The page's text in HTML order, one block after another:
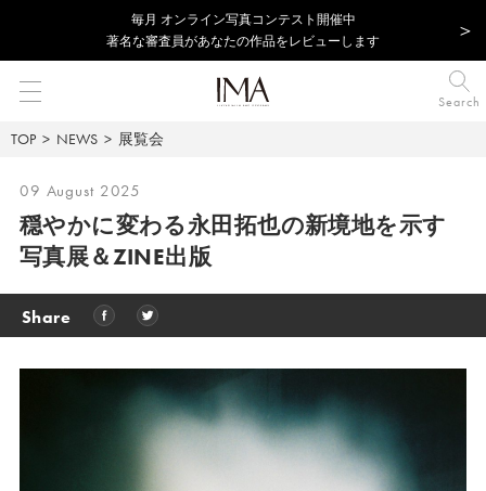
毎⽉ オンライン写真コンテスト開催中
著名な審査員があなたの作品をレビューします
Search
TOP NEWS 展覧会
09 August 2025
穏やかに変わる永田拓也の新境地を示す
写真展＆ZINE出版
Share